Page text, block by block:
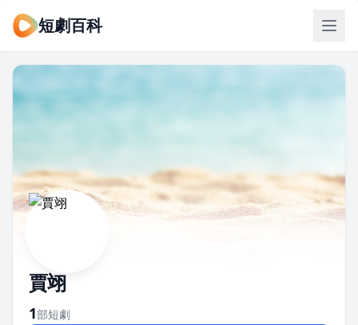
短劇百科
賈翊
1部短劇